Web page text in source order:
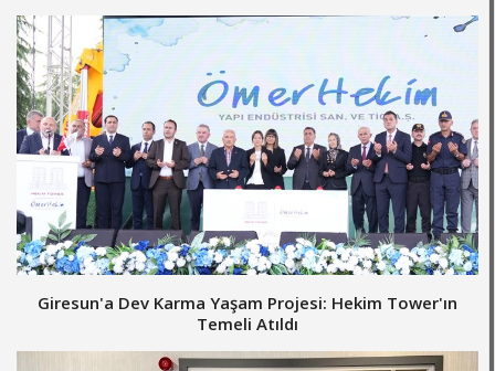
Giresun'a Dev Karma Yaşam Projesi: Hekim Tower'ın
Temeli Atıldı